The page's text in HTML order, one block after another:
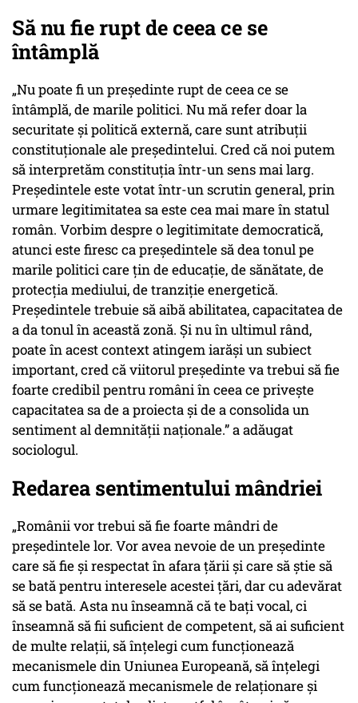
Să nu fie rupt de ceea ce se
întâmplă
„Nu poate fi un președinte rupt de ceea ce se
întâmplă, de marile politici. Nu mă refer doar la
securitate și politică externă, care sunt atribuții
constituționale ale președintelui. Cred că noi putem
să interpretăm constituția într-un sens mai larg.
Președintele este votat într-un scrutin general, prin
urmare legitimitatea sa este cea mai mare în statul
român. Vorbim despre o legitimitate democratică,
atunci este firesc ca președintele să dea tonul pe
marile politici care țin de educație, de sănătate, de
protecția mediului, de tranziție energetică.
Președintele trebuie să aibă abilitatea, capacitatea de
a da tonul în această zonă. Și nu în ultimul rând,
poate în acest context atingem iarăși un subiect
important, cred că viitorul președinte va trebui să fie
foarte credibil pentru români în ceea ce privește
capacitatea sa de a proiecta și de a consolida un
sentiment al demnității naționale.” a adăugat
sociologul.
Redarea sentimentului mândriei
„Românii vor trebui să fie foarte mândri de
președintele lor. Vor avea nevoie de un președinte
care să fie și respectat în afara țării și care să știe să
se bată pentru interesele acestei țări, dar cu adevărat
să se bată. Asta nu înseamnă că te bați vocal, ci
înseamnă să fii suficient de competent, să ai suficient
de multe relații, să înțelegi cum funcționează
mecanismele din Uniunea Europeană, să înțelegi
cum funcționează mecanismele de relaționare și